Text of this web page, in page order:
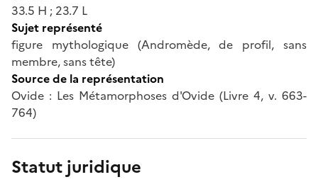
33.5 H ; 23.7 L
Sujet représenté
figure mythologique (Andromède, de profil, sans
membre, sans tête)
Source de la représentation
Ovide : Les Métamorphoses d'Ovide (Livre 4, v. 663-
764)
Statut juridique